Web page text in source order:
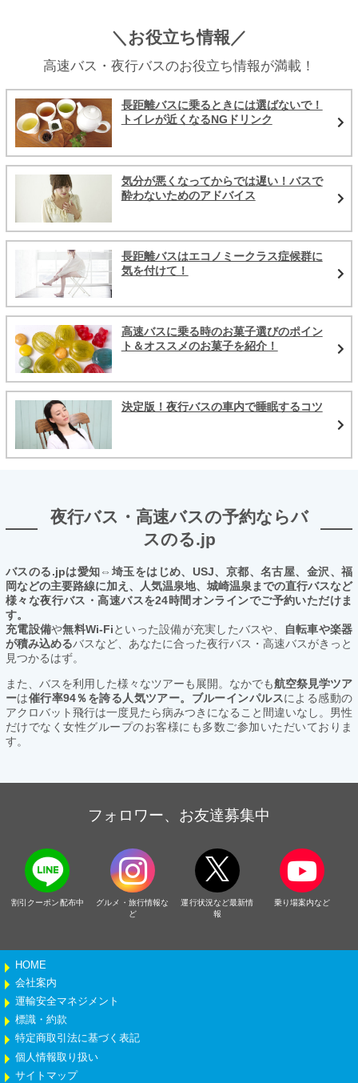
＼お役立ち情報／
高速バス・夜行バスのお役立ち情報が満載！
長距離バスに乗るときには選ばないで！
トイレが近くなるNGドリンク
気分が悪くなってからでは遅い！バスで
酔わないためのアドバイス
長距離バスはエコノミークラス症候群に
気を付けて！
高速バスに乗る時のお菓子選びのポイン
ト＆オススメのお菓子を紹介！
決定版！夜行バスの車内で睡眠するコツ
夜行バス・高速バスの予約ならバ
スのる.jp
バスのる.jpは愛知⇔埼玉をはじめ、USJ、京都、名古屋、金沢、福
岡などの主要路線に加え、人気温泉地、城崎温泉までの直行バスなど
様々な夜行バス・高速バスを24時間オンラインでご予約いただけま
す。
充電設備や無料Wi-Fiといった設備が充実したバスや、
自転車や楽器
が積み込めるバスなど、あなたに合った夜行バス・高速バスがきっと
見つかるはず。
また、バスを利用した様々なツアーも展開。なかでも航空祭見学ツア
ーは催行率94％を誇る人気ツアー。ブルーインパルスによる感動の
アクロバット飛行は一度見たら病みつきになること間違いなし。男性
だけでなく女性グループのお客様にも多数ご参加いただいておりま
す。
フォロワー、お友達募集中
割引クーポン配布中
グルメ・旅行情報な
ど
運行状況など最新情
報
乗り場案内など
HOME
会社案内
運輸安全マネジメント
標識・約款
特定商取引法に基づく表記
個人情報取り扱い
サイトマップ